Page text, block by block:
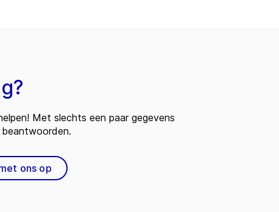
Met slechts een paar gegevens
ons op